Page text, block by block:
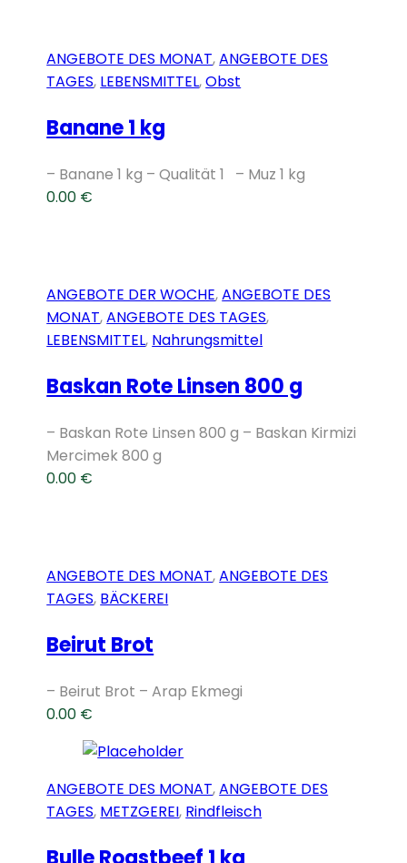
ANGEBOTE DES MONAT,ANGEBOTE DES
TAGES, LEBENSMITTEL,Obst
Banane 1 kg
– Banane 1 kg – Qualität 1 – Muz 1 kg
0.00 €
ANGEBOTE DER WOCHE,ANGEBOTE DES
MONAT,ANGEBOTE DES TAGES,
LEBENSMITTEL, Nahrungsmittel
Baskan Rote Linsen 800 g
– Baskan Rote Linsen 800 g – Baskan Kirmizi
Mercimek 800 g
0.00 €
ANGEBOTE DES MONAT,ANGEBOTE DES
TAGES, BÄCKEREI
Beirut Brot
– Beirut Brot – Arap Ekmegi
0.00 €
ANGEBOTE DES MONAT,ANGEBOTE DES
TAGES, METZGEREI, Rindfleisch